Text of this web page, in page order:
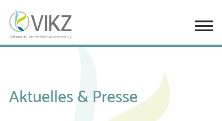
Aktuelles & Presse